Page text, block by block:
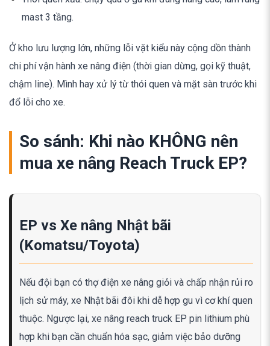
mast 3 tầng.
Ở kho lưu lượng lớn, những lỗi vặt kiểu này cộng dồn thành
chi phí vận hành xe nâng điện (thời gian dừng, gọi kỹ thuật,
chậm line). Mình hay xử lý từ thói quen và mặt sàn trước khi
đổ lỗi cho xe.
So sánh: Khi nào KHÔNG nên
mua xe nâng Reach Truck EP?
EP vs Xe nâng Nhật bãi
(Komatsu/Toyota)
Nếu đội bạn có thợ điện xe nâng giỏi và chấp nhận rủi ro
lịch sử máy, xe Nhật bãi đôi khi dễ hợp gu vì cơ khí quen
thuộc. Ngược lại, xe nâng reach truck EP pin lithium phù
hợp khi bạn cần chuẩn hóa sạc, giảm việc bảo dưỡng